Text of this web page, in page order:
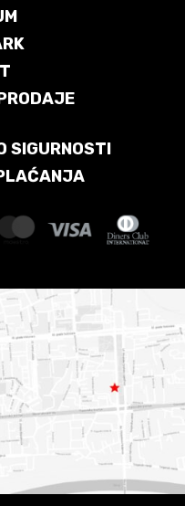
SIGURNOSTI